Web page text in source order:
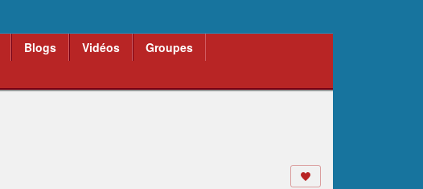
Blogs Vidéos
Groupes